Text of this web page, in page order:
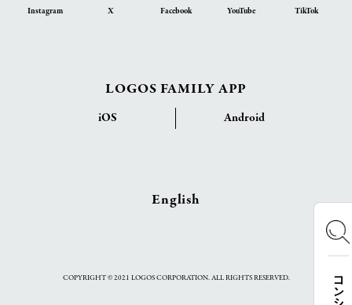
Instagram X Facebook YouTube TikTok
LOGOS FAMILY APP
iOS Android
English
COPYRIGHT © 2021 LOGOS CORPORATION. ALL RIGHTS RESERVED.